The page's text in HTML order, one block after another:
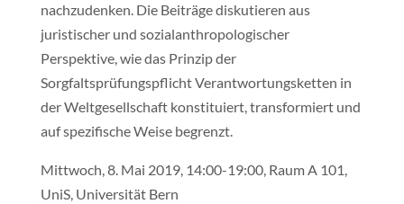
nachzudenken. Die Beiträge diskutieren aus
juristischer und sozialanthropologischer
Perspektive, wie das Prinzip der
Sorgfaltsprüfungspflicht Verantwortungsketten in
der Weltgesellschaft konstituiert, transformiert und
auf spezifische Weise begrenzt.
Mittwoch, 8. Mai 2019, 14:00-19:00, Raum A 101,
UniS, Universität Bern